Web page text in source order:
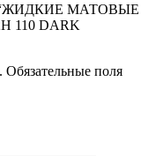
“ЖИДКИЕ МАТОВЫЕ
110 DARK
Обязательные поля